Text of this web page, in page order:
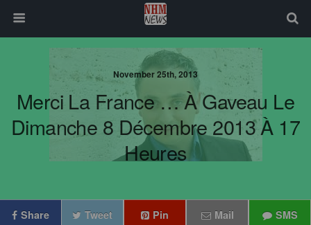
November 25th, 2013
Merci La France … À Gaveau Le
Dimanche 8 Décembre 2013 À 17
Heures
Share Tweet Pin Mail SMS